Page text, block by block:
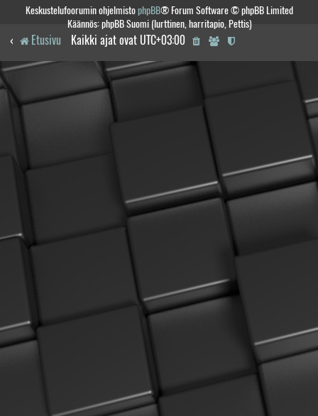
Keskustelufoorumin ohjelmistophpBB® Forum Software © phpBB Limited
Käännös: phpBB Suomi (lurttinen, harritapio, Pettis)
Etusivu Kaikki ajat ovat UTC+03:00